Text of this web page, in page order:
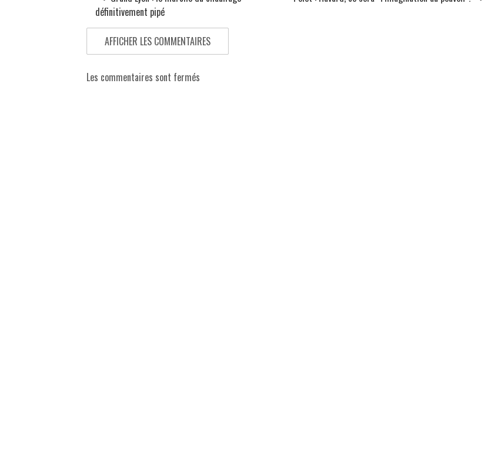
définitivement pipé
AFFICHER LES COMMENTAIRES
Les commentaires sont fermés